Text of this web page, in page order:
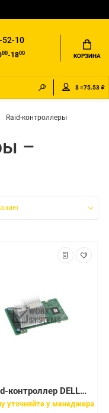
52-10
00-1800 КОРЗИНА
$ =75.53 ₽
Raid-контроллеры
–
Raid-контроллер DELL PERC H730P RAID 2GB NV CACHE MINICARD [405-AAEH]
уточняйте у менеджера